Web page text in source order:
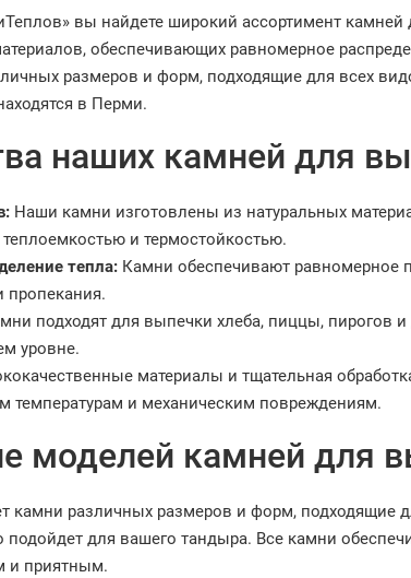
вы найдете широкий ассортимент
обеспечивающих равномерное
размеров и форм, подходящие для всех
в Перми.
наших камней для
Наши камни изготовлены из натуральных
и термостойкостью.
тепла: Камни обеспечивают равномерное
пропекания.
подходят для выпечки хлеба, пиццы, пирогов
уровне.
материалы и тщательная
температурам и механическим повреждениям.
моделей камней для
камни различных размеров и форм,
подойдет для вашего тандыра. Все камни
и приятным.